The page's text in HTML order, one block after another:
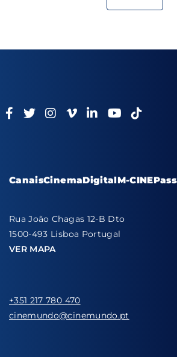
CanaisCinemaDigitalM-CINE
Rua João Chagas 12-B Dto
1500-493 Lisboa Portugal
VER MAPA
+351 217 780 470
cinemundo@cinemundo.pt